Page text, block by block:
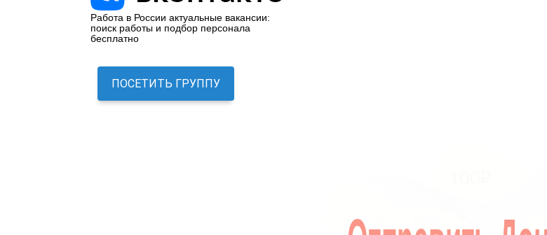
Работа в России актуальные вакансии:
поиск работы и подбор персонала
бесплатно
ПОСЕТИТЬ ГРУППУ